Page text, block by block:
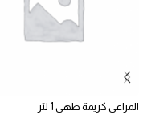
المراعى كريمة طهى 1 لتر